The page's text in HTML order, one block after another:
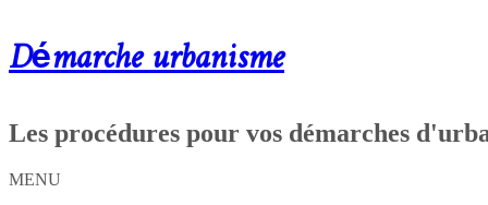
Démarche urbanisme
Les procédures pour vos démarches
MENU